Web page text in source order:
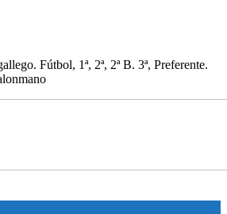
Fútbol, 1ª, 2ª, 2ª B. 3ª, Preferente.